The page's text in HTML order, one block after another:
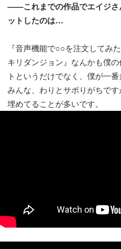
――これまでの作品でエイジさ
ットしたのは…
『音声機能で○○を注文してみ
キリダンジョン』なんかも僕
トというだけでなく、僕が一
みんな、わりとサボりがちで
埋めてることが多いです。